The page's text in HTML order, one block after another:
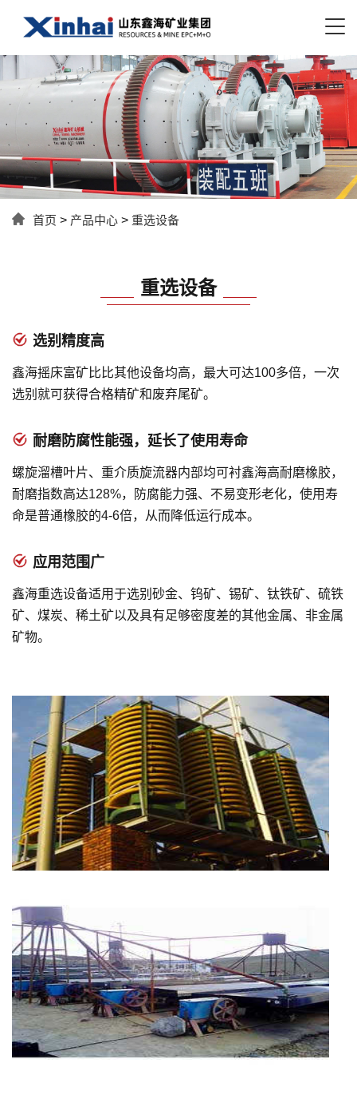
首页 > 产品中心 > 重选设备
重选设备
选别精度高
鑫海摇床富矿比比其他设备均高，最大可达100多倍，一次
选别就可获得合格精矿和废弃尾矿。
耐磨防腐性能强，延长了使用寿命
螺旋溜槽叶片、重介质旋流器内部均可衬鑫海高耐磨橡胶，
耐磨指数高达128%，防腐能力强、不易变形老化，使用寿
命是普通橡胶的4-6倍，从而降低运行成本。
应用范围广
鑫海重选设备适用于选别砂金、钨矿、锡矿、钛铁矿、硫铁
矿、煤炭、稀土矿以及具有足够密度差的其他金属、非金属
矿物。